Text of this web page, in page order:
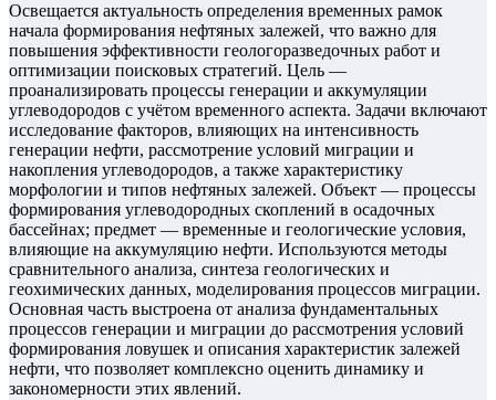
Освещается актуальность определения временных рамок
начала формирования нефтяных залежей, что важно для
повышения эффективности геологоразведочных работ и
оптимизации поисковых стратегий. Цель —
проанализировать процессы генерации и аккумуляции
углеводородов с учётом временного аспекта. Задачи включают
исследование факторов, влияющих на интенсивность
генерации нефти, рассмотрение условий миграции и
накопления углеводородов, а также характеристику
морфологии и типов нефтяных залежей. Объект — процессы
формирования углеводородных скоплений в осадочных
бассейнах; предмет — временные и геологические условия,
влияющие на аккумуляцию нефти. Используются методы
сравнительного анализа, синтеза геологических и
геохимических данных, моделирования процессов миграции.
Основная часть выстроена от анализа фундаментальных
процессов генерации и миграции до рассмотрения условий
формирования ловушек и описания характеристик залежей
нефти, что позволяет комплексно оценить динамику и
закономерности этих явлений.